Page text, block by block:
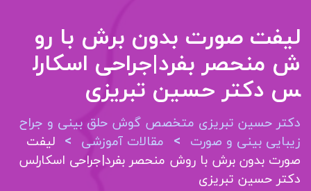
لیفت صورت بدون برش با رو
ش منحصر بفرد|جراحی اسکارل
س دکتر حسین تبریزی
دکتر حسین تبریزی متخصص گوش حلق بینی و جراح
زیبایی بینی و صورت > مقالات آموزشی > لیفت
صورت بدون برش با روش منحصر بفرد|جراحی اسکارلس
دکتر حسین تبریزی